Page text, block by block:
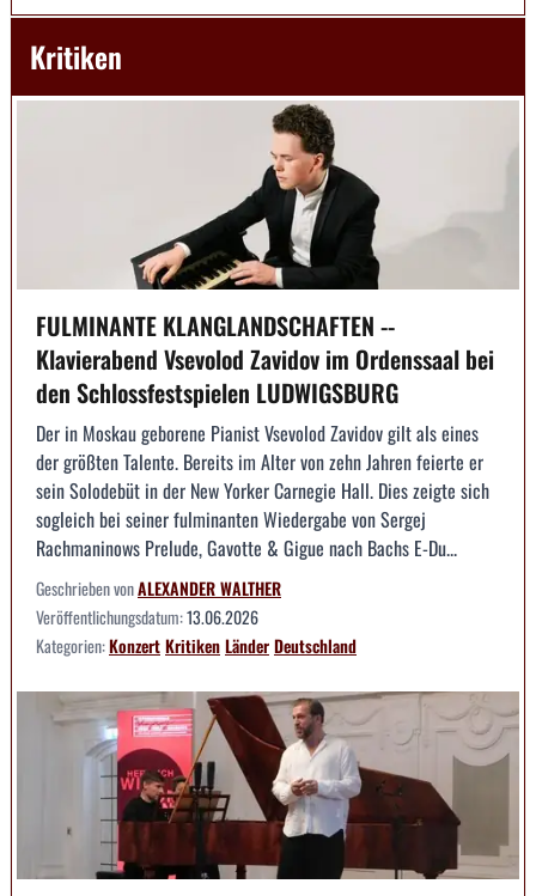
Kritiken
FULMINANTE KLANGLANDSCHAFTEN --
Klavierabend Vsevolod Zavidov im Ordenssaal bei
den Schlossfestspielen LUDWIGSBURG
Der in Moskau geborene Pianist Vsevolod Zavidov gilt als eines
der größten Talente. Bereits im Alter von zehn Jahren feierte er
sein Solodebüt in der New Yorker Carnegie Hall. Dies zeigte sich
sogleich bei seiner fulminanten Wiedergabe von Sergej
Rachmaninows Prelude, Gavotte & Gigue nach Bachs E-Du...
Geschrieben vonALEXANDER WALTHER
Veröffentlichungsdatum:13.06.2026
Kategorien:KonzertKritikenLänderDeutschland